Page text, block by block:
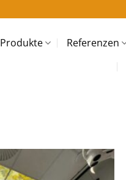
Produkte Referenzen